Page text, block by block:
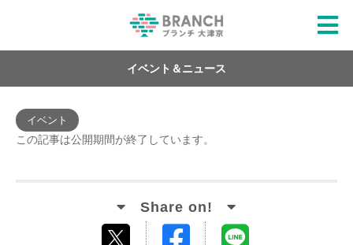
イベント＆ニュース
イベント
この記事は公開期間が終了しています。
Facebook